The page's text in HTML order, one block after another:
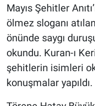
Mayıs Şehitler
ölmez sloganı
önünde saygı
okundu. Kuran-ı
şehitlerin isimleri
konuşmalar yapıldı.